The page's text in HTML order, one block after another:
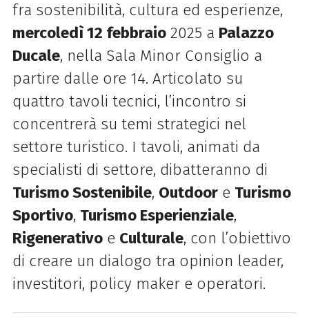
fra sostenibilità, cultura ed esperienze,
mercoledì 12 febbraio2025 a Palazzo
Ducale, nella Sala Minor Consiglio a
partire dalle ore 14. Articolato su
quattro tavoli tecnici, l’incontro si
concentrerà su temi strategici nel
settore turistico. I tavoli, animati da
specialisti di settore, dibatteranno di
Turismo Sostenibile, Outdoore Turismo
Sportivo, Turismo Esperienziale,
Rigenerativoe Culturale, con l’obiettivo
di creare un dialogo tra opinion leader,
investitori, policy maker e operatori.